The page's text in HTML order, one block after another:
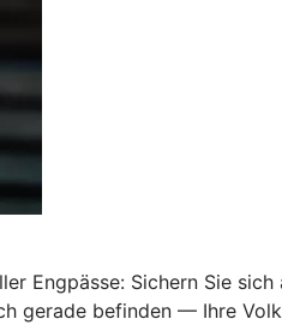
Engpässe: Sichern Sie
gerade befinden — Ihre